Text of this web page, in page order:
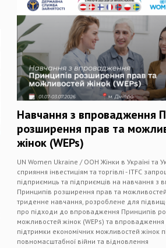
Навчання з впровадження
розширення прав та
жінок (WEPs)
UN Women Ukraine / ООН Жінки в Україні та
сприяння інвестиціям та торгівлі - ITFC
підприємиць та підприємців на навчання з
Принципів розширення прав та
триденне навчання, розроблене для
про підходи до впровадження Принципів
можливостей жінок (WEPs) та впровадження
підтримки економічних можливостей жінок
повномасштабної війни та відновлення